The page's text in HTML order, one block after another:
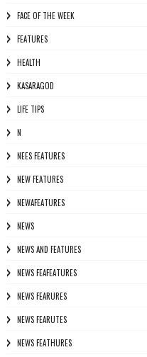
FACE OF THE WEEK
FEATURES
HEALTH
KASARAGOD
LIFE TIPS
N
NEES FEATURES
NEW FEATURES
NEWAFEATURES
NEWS
NEWS AND FEATURES
NEWS FEAFEATURES
NEWS FEARURES
NEWS FEARUTES
NEWS FEATHURES